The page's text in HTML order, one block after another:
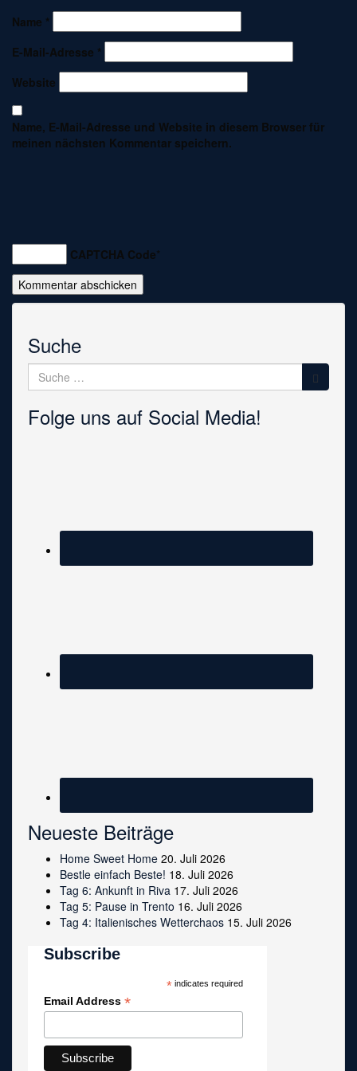
Name *
E-Mail-Adresse *
Website
Name, E-Mail-Adresse und Website in diesem Browser für
meinen nächsten Kommentar speichern.
CAPTCHA Code*
Suche
Suche
nach:
Folge uns auf Social Media!
Neueste Beiträge
Home Sweet Home 20. Juli 2026
Bestle einfach Beste! 18. Juli 2026
Tag 6: Ankunft in Riva 17. Juli 2026
Tag 5: Pause in Trento 16. Juli 2026
Tag 4: Italienisches Wetterchaos 15. Juli 2026
Subscribe
*indicates required
Email Address *